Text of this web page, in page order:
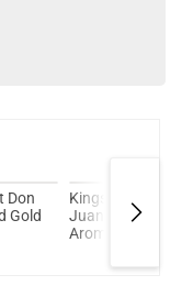
Don
Gold
Kings Crest Don
Juan Supra
Aroma